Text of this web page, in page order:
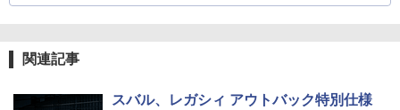
関連記事
スバル、レガシィ アウトバック特別仕様